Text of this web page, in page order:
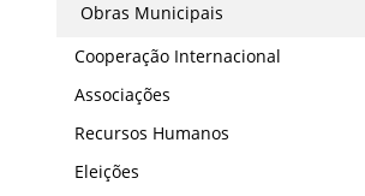
Obras Municipais
Cooperação Internacional
Associações
Recursos Humanos
Eleições